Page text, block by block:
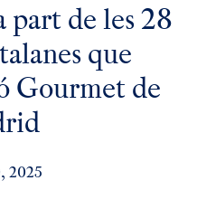
part de les 28
que
Gourmet de
2025